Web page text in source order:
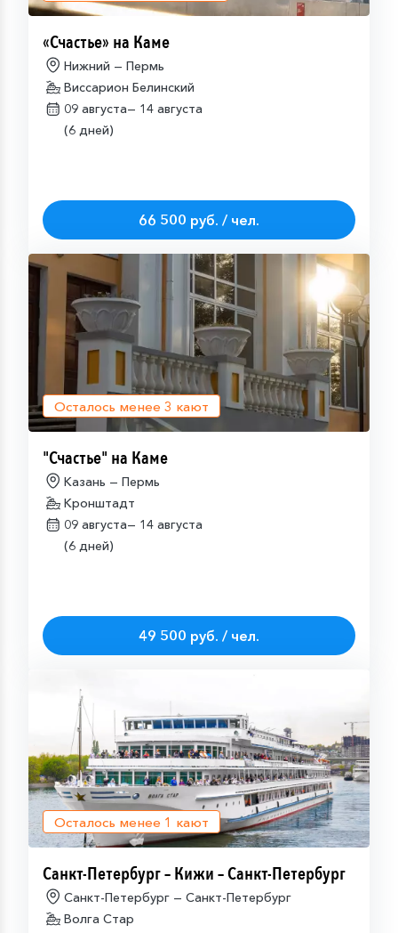
«Счастье» на Каме
Нижний — Пермь
Виссарион Белинский
09 августа— 14 августа
(6 дней)
66 500 руб. / чел.
Осталось менее 3 кают
"Счастье" на Каме
Казань — Пермь
Кронштадт
09 августа— 14 августа
(6 дней)
49 500 руб. / чел.
Осталось менее 1 кают
Санкт-Петербург – Кижи – Санкт-Петербург
Санкт-Петербург — Санкт-Петербург
Волга Стар